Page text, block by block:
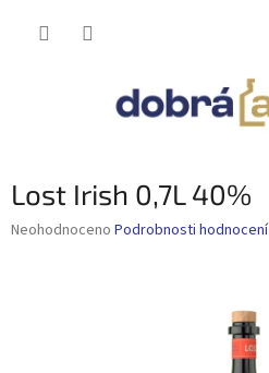
Lost Irish 0,7L 40%
Průměrné
Neohodnoceno Podrobnosti hodnocení